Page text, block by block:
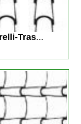
Tras...